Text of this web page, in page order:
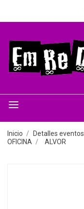
Inicio Detalles eventos
OFICINA
ALVOR